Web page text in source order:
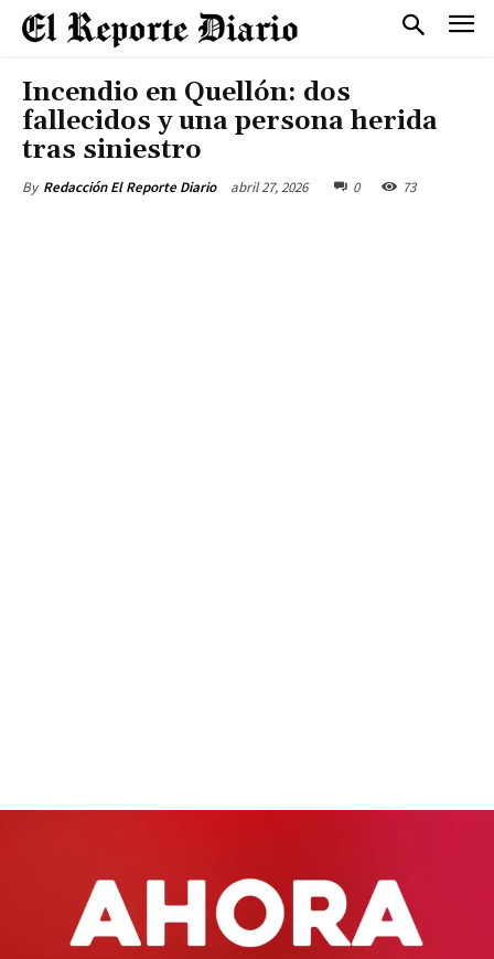
Incendio en Quellón: dos
fallecidos y una persona herida
tras siniestro
By Redacción El Reporte Diario abril 27, 2026 0 73